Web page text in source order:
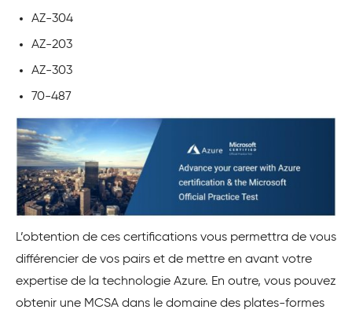
AZ-304
AZ-203
AZ-303
70-487
L’obtention de ces certifications vous permettra de vous
différencier de vos pairs et de mettre en avant votre
expertise de la technologie Azure. En outre, vous pouvez
obtenir une MCSA dans le domaine des plates-formes